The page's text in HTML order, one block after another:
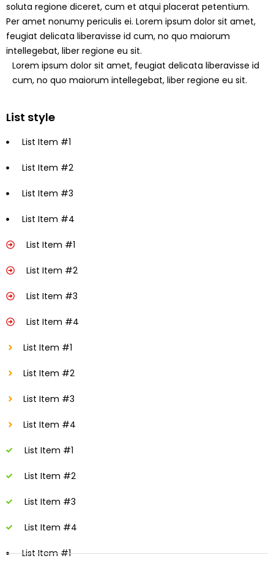
soluta regione diceret, cum et atqui placerat petentium.
Per amet nonumy periculis ei. Lorem ipsum dolor sit amet,
feugiat delicata liberavisse id cum, no quo maiorum
intellegebat, liber regione eu sit.
Lorem ipsum dolor sit amet, feugiat delicata liberavisse id
cum, no quo maiorum intellegebat, liber regione eu sit.
List style
List Item #1
List Item #2
List Item #3
List Item #4
List Item #1
List Item #2
List Item #3
List Item #4
List Item #1
List Item #2
List Item #3
List Item #4
List Item #1
List Item #2
List Item #3
List Item #4
List Item #1